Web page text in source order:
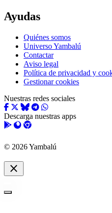
Ayudas
Quiénes somos
Universo Yambalú
Contactar
Aviso legal
Política de privacidad y
Gestionar cookies
Nuestras redes sociales
Descarga nuestras apps
© 2026 Yambalú
close